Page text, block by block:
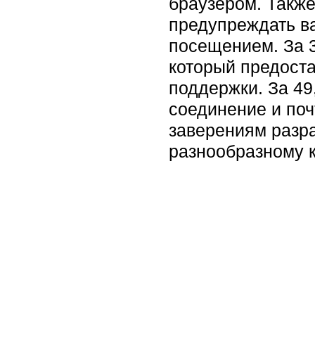
предупреждать
посещением. За
который
поддержки. За
соединение и
заверениям
разнообразному